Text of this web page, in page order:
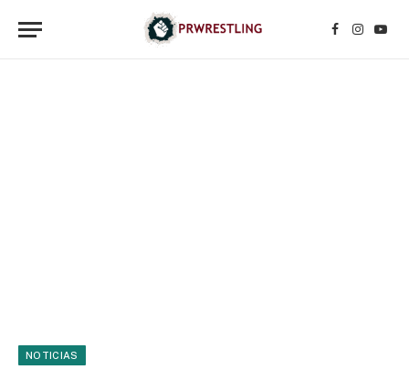
Facebook
NOTICIAS